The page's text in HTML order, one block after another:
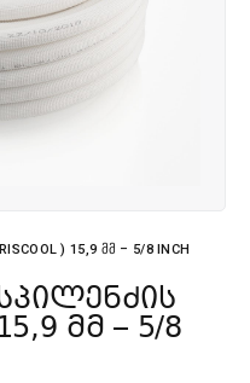
) 15,9 ᲛᲛ – 5/8 INCH
მმ – 5/8